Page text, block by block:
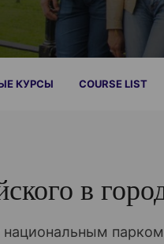
КУРСЫ COURSE LIST
в